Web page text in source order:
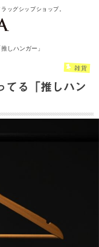
ッグシップショップ。
しハンガー」
雑貨
てる「推しハン